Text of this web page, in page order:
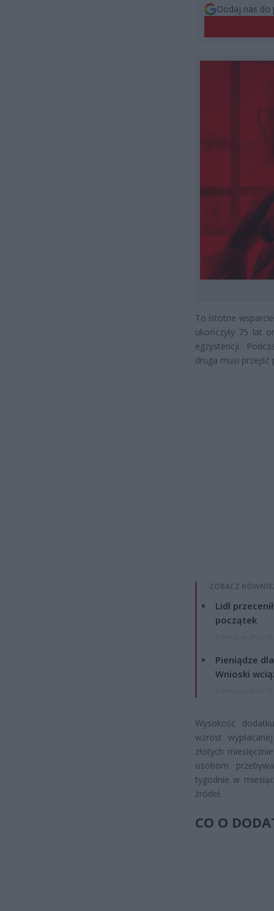
Dodaj nas do
To istotne
ukończyły 75 lat
egzystencji.
druga musi przejść
ZOBACZ
Lidl
początek
Pieniądze
Wnioski
Wysokość
wzrost
złotych
osobom
tygodnie w
źródeł.
CO O